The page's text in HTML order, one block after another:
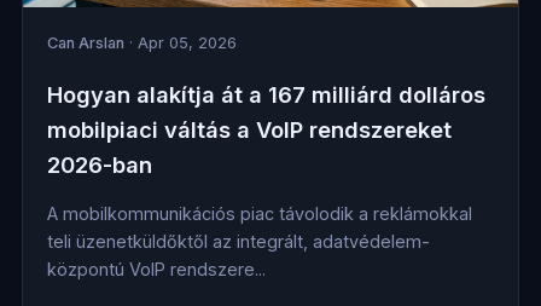
Can Arslan · Apr 05, 2026
Hogyan alakítja át a 167 milliárd dolláros
mobilpiaci váltás a VoIP rendszereket
2026-ban
A mobilkommunikációs piac távolodik a reklámokkal
teli üzenetküldőktől az integrált, adatvédelem-
központú VoIP rendszere...